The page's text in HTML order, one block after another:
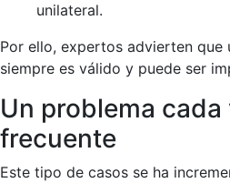
unilateral.
Por ello, expertos advierten que
siempre es válido y puede ser
Un problema cada
frecuente
Este tipo de casos se ha